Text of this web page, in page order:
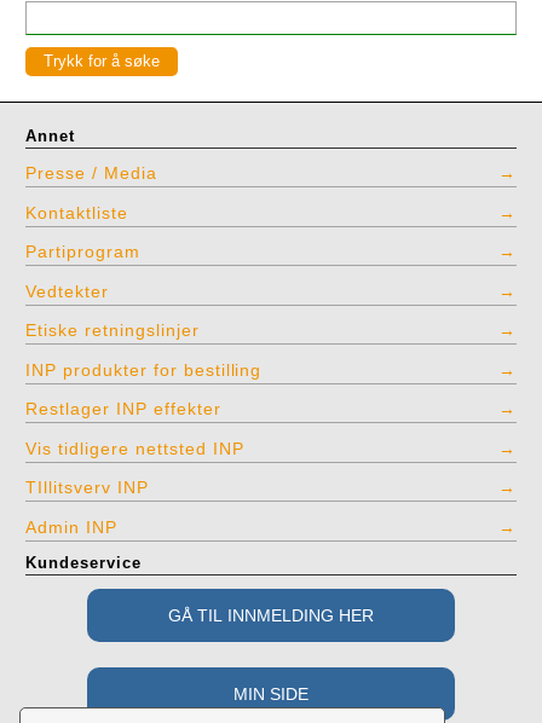
Annet
Presse / Media
Kontaktliste
Partiprogram
Vedtekter
Etiske retningslinjer
INP produkter for bestilling
Restlager INP effekter
Vis tidligere nettsted INP
TIllitsverv INP
Admin INP
Kundeservice